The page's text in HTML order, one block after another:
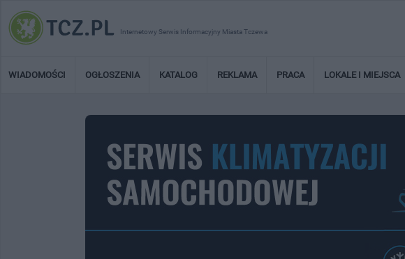
Internetowy Serwis Informacyjny Miasta Tczewa
WIADOMOŚCI OGŁOSZENIA KATALOG REKLAMA PRACA LOKALE I MIEJSCA